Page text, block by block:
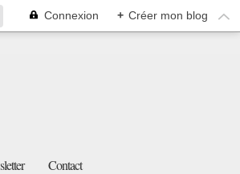
Connexion + Créer mon blog
Contact